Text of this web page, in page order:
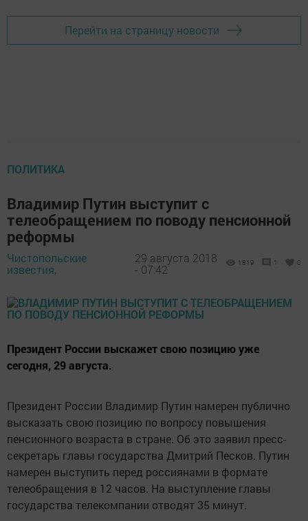
Перейти на страницу новости
ПОЛИТИКА
Владимир Путин выступит с
телеобращением по поводу пенсионной
реформы
Чистопольские
известия,
29 августа 2018
- 07:42
1819 1 0
Президент России выскажет свою позицию уже
сегодня, 29 августа.
Президент России Владимир Путин намерен публично
высказать свою позицию по вопросу повышения
пенсионного возраста в стране. Об это заявил пресс-
секретарь главы государства Дмитрий Песков. Путин
намерен выступить перед россиянами в формате
телеобращения в 12 часов. На выступление главы
государства телекомпании отводят 35 минут.